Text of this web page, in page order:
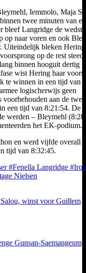
Iemmolo, Maja
twee minuten van
bleef Langridge de
op naar voren en ook
Uiteindelijk bleken
op de rest steeds
binnen hooguit dertig
wist Hering haar
te winnen in een tijd van
logischerwijs geen
aan de
een tijd van 8:21:54. De
werden – Bleymehl
het EK-podium.
en werd vijfde overall
tijd van 8:32:45.
#Fenella Langridge
Nielsen
winst voor Guillem
Gunsan-Saemangeum,